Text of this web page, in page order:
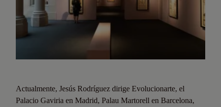
Actualmente, Jesús Rodríguez dirige Evolucionarte, el
Palacio Gaviria en Madrid, Palau Martorell en Barcelona,